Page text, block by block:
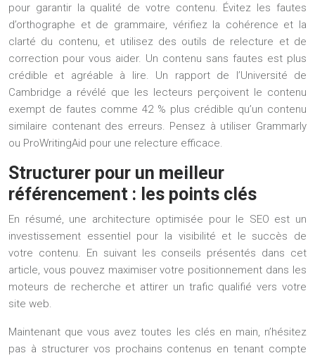
pour garantir la qualité de votre contenu. Évitez les fautes
d’orthographe et de grammaire, vérifiez la cohérence et la
clarté du contenu, et utilisez des outils de relecture et de
correction pour vous aider. Un contenu sans fautes est plus
crédible et agréable à lire. Un rapport de l’Université de
Cambridge a révélé que les lecteurs perçoivent le contenu
exempt de fautes comme 42 % plus crédible qu’un contenu
similaire contenant des erreurs. Pensez à utiliser Grammarly
ou ProWritingAid pour une relecture efficace.
Structurer pour un meilleur
référencement : les points clés
En résumé, une architecture optimisée pour le SEO est un
investissement essentiel pour la visibilité et le succès de
votre contenu. En suivant les conseils présentés dans cet
article, vous pouvez maximiser votre positionnement dans les
moteurs de recherche et attirer un trafic qualifié vers votre
site web.
Maintenant que vous avez toutes les clés en main, n’hésitez
pas à structurer vos prochains contenus en tenant compte